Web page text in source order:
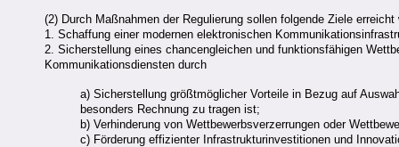
(2) Durch Maßnahmen der Regulierung sollen folgende Ziele erreicht
1. Schaffung einer modernen elektronischen
2. Sicherstellung eines chancengleichen und funktionsfähigen
Kommunikationsdiensten durch
a) Sicherstellung größtmöglicher Vorteile in Bezug auf
besonders Rechnung zu tragen ist;
b) Verhinderung von Wettbewerbsverzerrungen oder
c) Förderung effizienter Infrastrukturinvestitionen und